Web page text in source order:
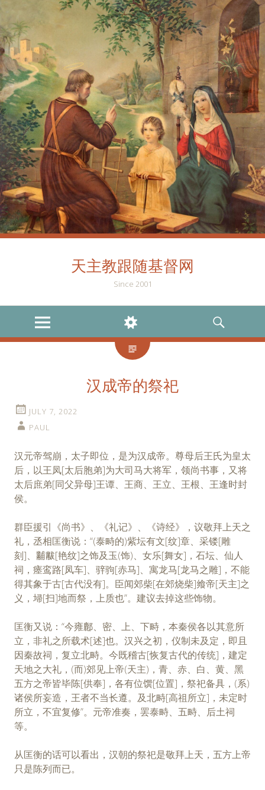
天主教跟随基督网
Since 2001
MENU
WIDGETS
SEARCH
汉成帝的祭祀
JULY 7, 2022
PAUL
汉元帝驾崩，太子即位，是为汉成帝。尊母后王氏为皇太
后，以王凤[太后胞弟]为大司马大将军，领尚书事，又将
太后庶弟[同父异母]王谭、王商、王立、王根、王逢时封
侯。
群臣援引《尚书》、《礼记》、《诗经》，议敬拜上天之
礼，丞相匡衡说：“(泰畤的)紫坛有文[纹]章、采镂[雕
刻]、黼黻[艳纹]之饰及玉(饰)、女乐[舞女]，石坛、仙人
祠，瘗鸾路[凤车]、骍驹[赤马]、寓龙马[龙马之雕]，不能
得其象于古[古代没有]。臣闻郊柴[在郊烧柴]飨帝[天主]之
义，埽[扫]地而祭，上质也”。建议去掉这些饰物。
匡衡又说：“今雍鄜、密、上、下畤，本秦侯各以其意所
立，非礼之所载术[述]也。汉兴之初，仪制未及定，即且
因秦故祠，复立北畤。今既稽古[恢复古代的传统]，建定
天地之大礼，(而)郊见上帝(天主)，青、赤、白、黄、黑
五方之帝皆毕陈[供奉]，各有位馔[位置]，祭祀备具，(系)
诸侯所妄造，王者不当长遵。及北畤[高祖所立]，未定时
所立，不宜复修”。元帝准奏，罢泰畤、五畤、后土祠
等。
从匡衡的话可以看出，汉朝的祭祀是敬拜上天，五方上帝
只是陈列而已。